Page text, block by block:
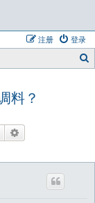
登录
注册
料？
搜索